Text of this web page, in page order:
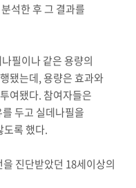
석한 후 그 결과를
필이나 같은 용량의
됐는데, 용량은 효과와
여됐다. 참여자들은
두고 실데나필을
도록 했다.
진단받았던 18세이상의